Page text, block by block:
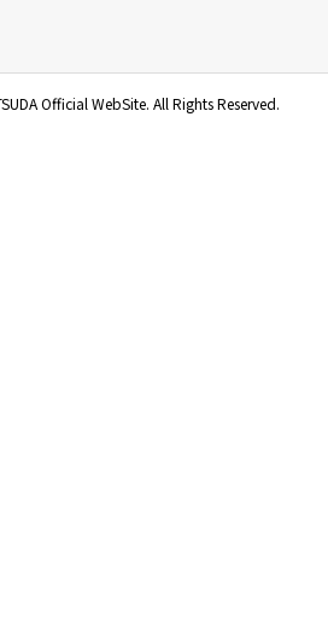
Official WebSite. All Rights Reserved.